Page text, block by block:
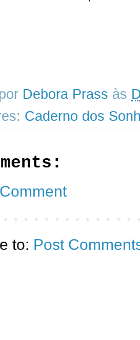
Debora Prass às
Caderno dos
to: Post